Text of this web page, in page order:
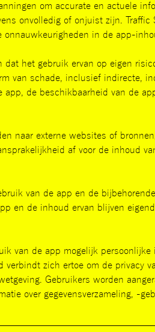
om accurate en actuele
onvolledig of onjuist zijn. Traffic
onnauwkeurigheden in de app-
het gebruik ervan op eigen
van schade, inclusief indirecte,
de beschikbaarheid van de
naar externe websites of
af voor de inhoud
van de app en de
en de inhoud ervan blijven
van de app mogelijk persoonlijke
verbindt zich ertoe om de privacy
Gebruikers worden
over gegevensverzameling, -